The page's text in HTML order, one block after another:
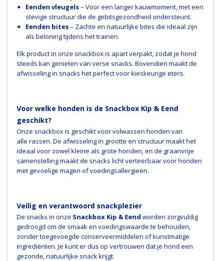
Eenden vleugels– Voor een langer kauwmoment, met een
stevige structuur die de gebitsgezondheid ondersteunt.
Eenden bites– Zachte en natuurlijke bites die ideaal zijn
als beloning tijdens het trainen.
Elk product in onze snackbox is apart verpakt, zodat je hond
steeds kan genieten van verse snacks. Bovendien maakt de
afwisseling in snacks het perfect voor kieskeurige eters.
Voor welke honden is de Snackbox Kip & Eend
geschikt?
Onze snackbox is geschikt voor volwassen honden van
alle rassen. De afwisseling in grootte en structuur maakt het
ideaal voor zowel kleine als grote honden, en de graanvrije
samenstelling maakt de snacks licht verteerbaar voor honden
met gevoelige magen of voedingsallergieën.
Veilig en verantwoord snackplezier
De snacks in onze Snackbox Kip & Eend worden zorgvuldig
gedroogd om de smaak en voedingswaarde te behouden,
zonder toegevoegde conserveermiddelen of kunstmatige
ingrediënten. Je kunt er dus op vertrouwen dat je hond een
gezonde, natuurlijke snack krijgt.